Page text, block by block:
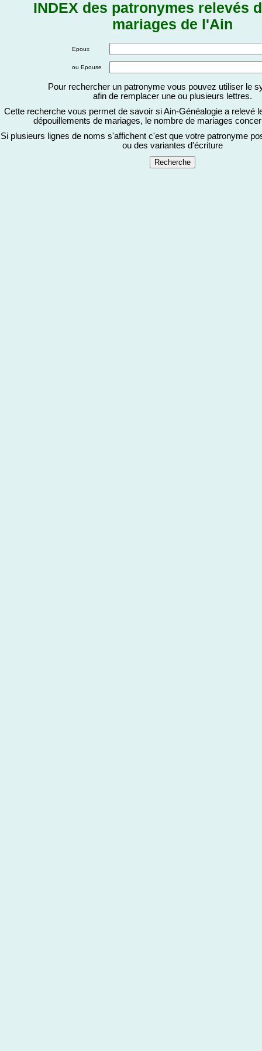
INDEX des patronymes relevés
mariages de l'Ain
Epoux
ou Epouse
Pour rechercher un patronyme vous pouvez utiliser le
afin de remplacer une ou plusieurs lettres.
Cette recherche vous permet de savoir si Ain-Généalogie a relevé
dépouillements de mariages, le nombre de mariages
Si plusieurs lignes de noms s'affichent c'est que votre patronyme
ou des variantes d'écriture